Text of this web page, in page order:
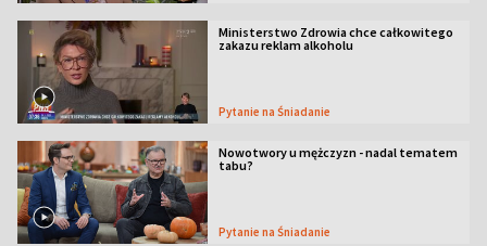
Ministerstwo Zdrowia chce całkowitego
zakazu reklam alkoholu
Pytanie na Śniadanie
Nowotwory u mężczyzn - nadal tematem
tabu?
Pytanie na Śniadanie